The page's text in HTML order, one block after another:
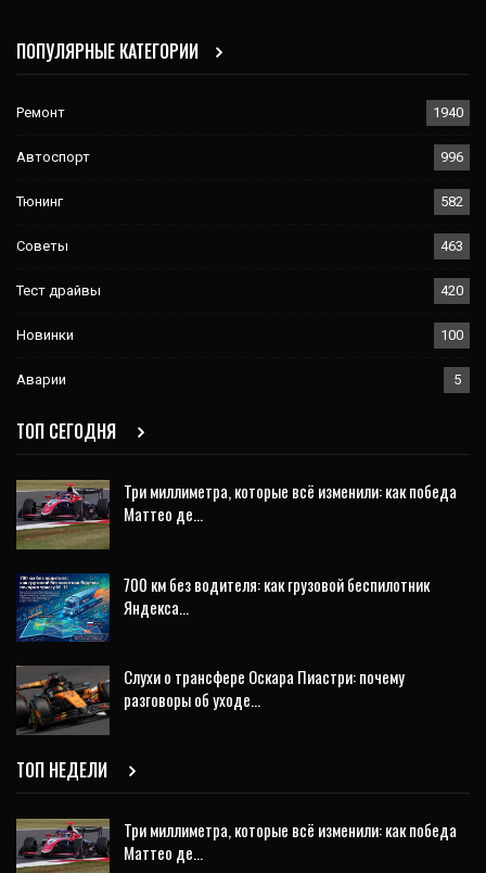
ПОПУЛЯРНЫЕ КАТЕГОРИИ
Ремонт 1940
Автоспорт 996
Тюнинг 582
Советы 463
Тест драйвы 420
Новинки 100
Аварии 5
ТОП СЕГОДНЯ
Три миллиметра, которые всё изменили: как победа
Маттео де…
700 км без водителя: как грузовой беспилотник
Яндекса…
Слухи о трансфере Оскара Пиастри: почему
разговоры об уходе…
ТОП НЕДЕЛИ
Три миллиметра, которые всё изменили: как победа
Маттео де…